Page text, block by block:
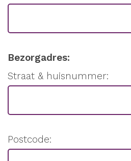
Bezorgadres:
Straat & huisnummer:
Postcode: